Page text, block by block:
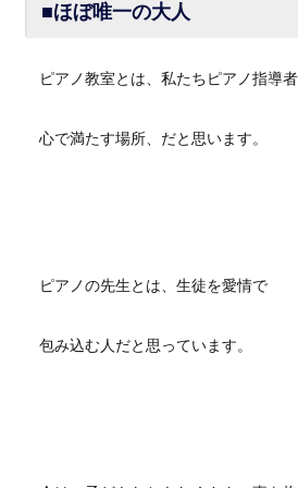
■ほぼ唯一の大人
ピアノ教室とは、私たちピアノ指導
心で満たす場所、だと思います。
ピアノの先生とは、生徒を愛情で
包み込む人だと思っています。